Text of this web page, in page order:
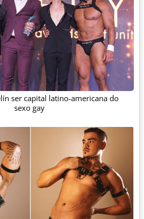
ser capital latino-americana do
sexo gay